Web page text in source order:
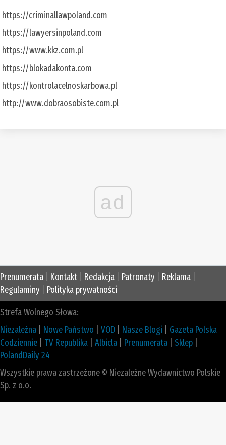
https://criminallawpoland.com
https://lawyersinpoland.com
https://www.kkz.com.pl
https://blokadakonta.com
https://kontrolacelnoskarbowa.pl
http://www.dobraosobiste.com.pl
ad
Prenumerata Kontakt Redakcja Patronaty Reklama
Regulaminy
Polityka prywatności
Strefa Wolnego Słowa:
Niezależna
Nowe Państwo VOD Nasze Blogi
Gazeta Polska
Codziennie
TV Republika Albicla Prenumerata Sklep
PolandDaily 24
Wszystkie prawa zastrzeżone © Niezależne Wydawnictwo Polskie
Sp. z o.o.